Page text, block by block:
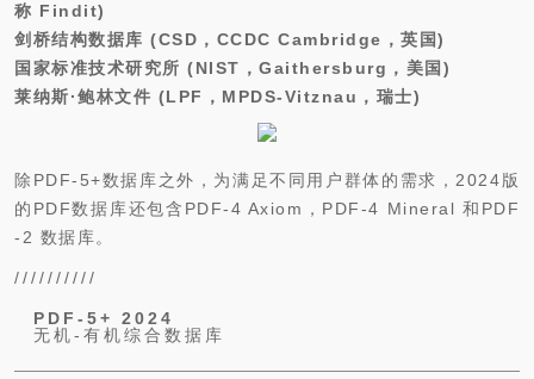
称 Findit)
剑桥结构数据库 (CSD，CCDC Cambridge，英国)
国家标准技术研究所 (NIST，Gaithersburg，美国)
莱纳斯·鲍林文件 (LPF，MPDS-Vitznau，瑞士)
除PDF-5+数据库之外，为满足不同用户群体的需求，2024版
的PDF数据库还包含PDF-4 Axiom，PDF-4 Mineral 和PDF
-2 数据库。
//////////
PDF-5+ 2024
无机-有机综合数据库